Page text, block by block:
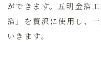
ができます。五明金箔
箔」を贅沢に使用し、
いきます。